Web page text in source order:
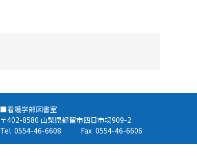
■看護学部図書室
〒402-8580 山梨県都留市四日市場909-2
Tel 0554-46-6608 Fax 0554-46-6606